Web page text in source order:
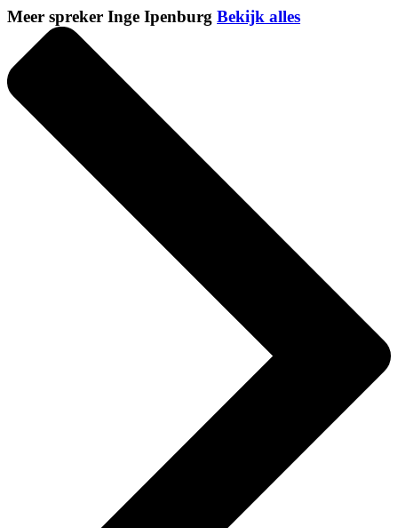
Meer spreker Inge Ipenburg Bekijk alles